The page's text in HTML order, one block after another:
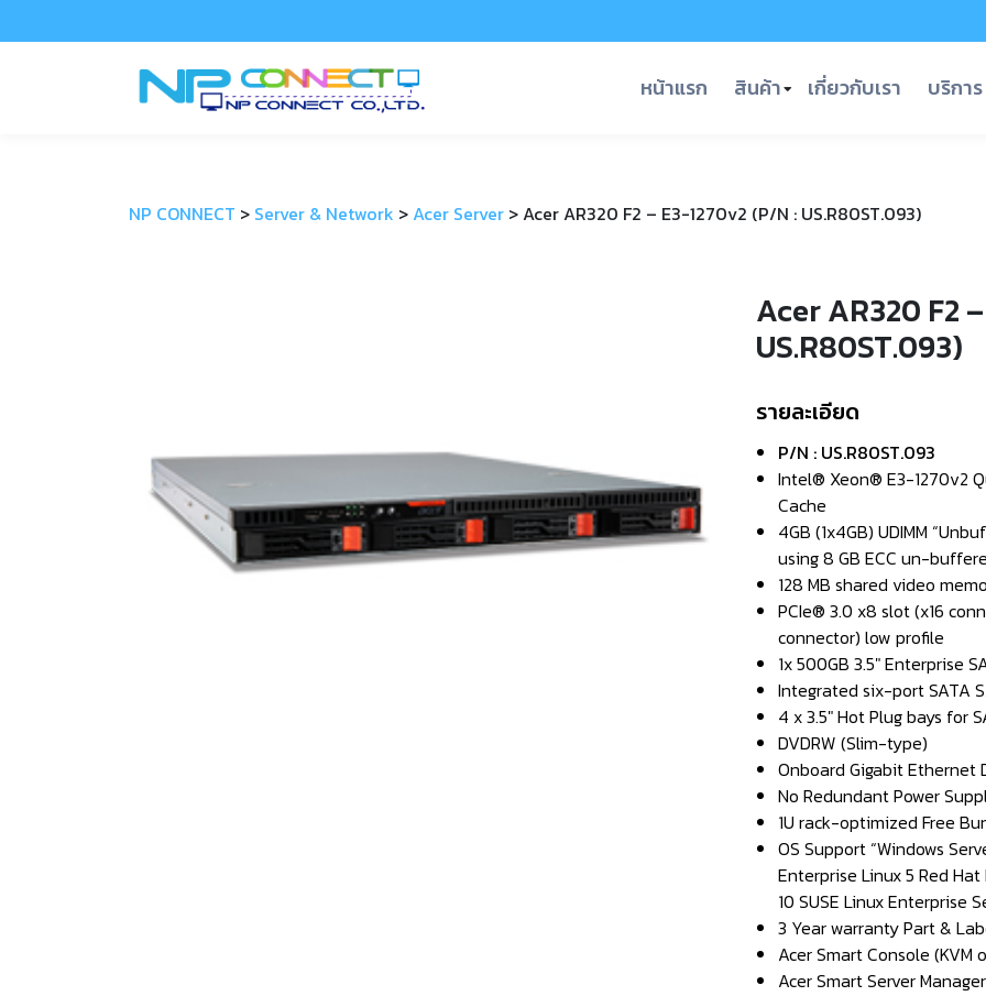
หน้าแรก สินค้า เกี่ยวกับเรา บริการ
NP CONNECT > Server & Network > Acer Server >Acer AR320 F2 – E3-1270v2 (P/N : US.R80ST.093)
Acer AR320 F2
US.R80ST.093)
รายละเอียด
P/N : US.R80ST.093
Intel® Xeon® E3-1270v2
Cache
4GB (1x4GB) UDIMM
using 8 GB ECC un-
128 MB shared video
PCIe® 3.0 x8 slot (x16
connector) low profile
1x 500GB 3.5″ Enterprise
Integrated six-port SATA
4 x 3.5″ Hot Plug bays for
DVDRW (Slim-type)
Onboard Gigabit Ethernet
No Redundant Power
1U rack-optimized Free
OS Support “Windows
Enterprise Linux 5 Red
10 SUSE Linux Enterprise
3 Year warranty Part &
Acer Smart Console (KVM
Acer Smart Server